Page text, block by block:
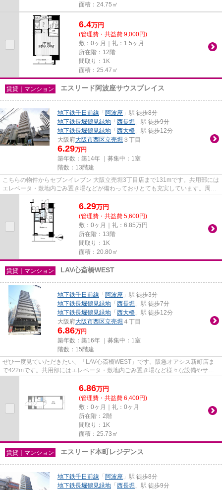
面積：24.75㎡
6.4万円
(管理費・共益費 9,000円)
敷：0ヶ月｜礼：1.5ヶ月
所在階：12階
間取り：1K
面積：25.47㎡
賃貸｜マンション エスリード阿波座サウスプレイス
地下鉄千日前線 「 阿波座 」駅 徒歩8分
地下鉄長堀鶴見緑地 「 西長堀 」駅 徒歩9分
地下鉄長堀鶴見緑地 「 西大橋 」駅 徒歩12分
大阪府大阪市西区立売堀 ３丁目
6.29万円
築年数：築14年 ｜募集中： 1室
階数：13階建
こちらの物件からセブンイレブン 大阪立売堀3丁目店まで131mです。共用部には
エレベータ・敷地内ごみ置き場などが備わっておりとても充実しています。周辺
6.29万円
(管理費・共益費 5,600円)
敷：0ヶ月｜礼：6.85万円
所在階：13階
間取り：1K
面積：20.80㎡
賃貸｜マンション LAV心斎橋WEST
地下鉄千日前線 「 阿波座 」駅 徒歩3分
地下鉄長堀鶴見緑地 「 西長堀 」駅 徒歩7分
地下鉄長堀鶴見緑地 「 西大橋 」駅 徒歩12分
大阪府大阪市西区立売堀 ４丁目
6.86万円
築年数：築16年 ｜募集中： 1室
階数：15階建
ぜひ一度見ていただきたい、「LAV心斎橋WEST」です。阪急オアシス新町店ま
で422mです。共用部にはエレベータ・敷地内ごみ置き場など様々な設備やサー
6.86万円
(管理費・共益費 6,400円)
敷：0ヶ月｜礼：0ヶ月
所在階：2階
間取り：1K
面積：25.73㎡
賃貸｜マンション エスリード本町レジデンス
地下鉄千日前線 「 阿波座 」駅 徒歩8分
地下鉄長堀鶴見緑地 「 西長堀 」駅 徒歩9分